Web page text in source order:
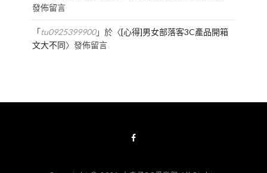
發佈留言
「tu0925399900」於〈[心得]男女部落客3C產品開箱
文大不同〉發佈留言